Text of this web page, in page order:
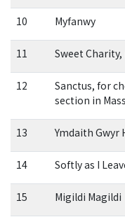
10 Myfanwy
11 Sweet
12
Sanctus, for
section in
13 Ymdaith Gwyr
14 Softly as I
15 Migildi Magildi